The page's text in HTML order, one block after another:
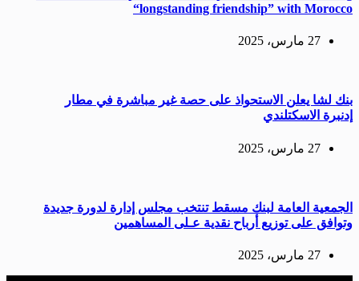
“longstanding friendship” with Morocco
27 مارس، 2025
بنك لشا يعلن الاستحواذ على حصة غير مباشرة في مطار
إدنبرة الاسكتلندي
27 مارس، 2025
الجمعية العامة لبنك مسقط تنتخب مجلس إدارة لدورة جديدة
وتوافق على توزيع أرباح نقدية عـلى المساهمين
27 مارس، 2025